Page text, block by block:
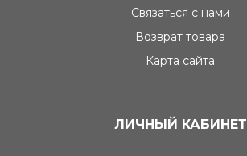
Связаться с нами
Возврат товара
Карта сайта
ЛИЧНЫЙ КАБИНЕТ